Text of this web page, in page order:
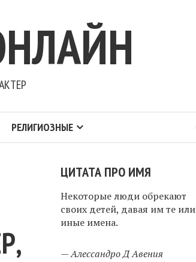
РЕЛИГИОЗНЫЕ
ЦИТАТА ПРО ИМЯ
Некоторые люди обрекают
своих детей, давая им те или
иные имена.
—Алессандро Д Авения